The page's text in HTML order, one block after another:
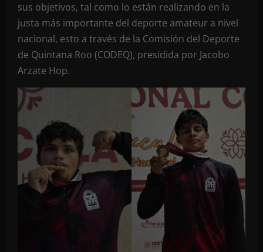
sus objetivos, tal como lo están realizando en la
justa más importante del deporte amateur a nivel
nacional, esto a través de la Comisión del Deporte
de Quintana Roo (CODEQ), presidida por Jacobo
Arzate Hop.